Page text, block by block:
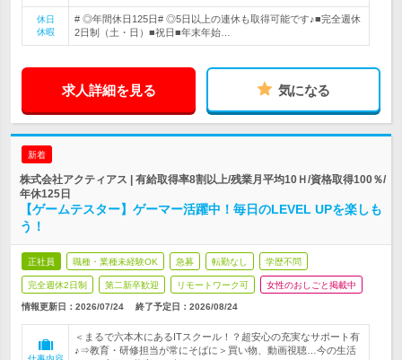
休日
休暇
# ◎年間休日125日# ◎5日以上の連休も取得可能です♪■完全週休
2日制（土・日）■祝日■年末年始…
求人詳細を見る 気になる
新着
株式会社アクティアス | 有給取得率8割以上/残業月平均10Ｈ/資格取得100％/
年休125日
【ゲームテスター】ゲーマー活躍中！毎日のLEVEL UPを楽しも
う！
正社員 職種・業種未経験OK 急募 転勤なし 学歴不問
完全週休2日制 第二新卒歓迎 リモートワーク可 女性のおしごと掲載中
情報更新日：2026/07/24 終了予定日： 2026/08/24
＜まるで六本木にあるITスクール！？超安心の充実なサポート有
♪⇒教育・研修担当が常にそばに＞買い物、動画視聴…今の生活